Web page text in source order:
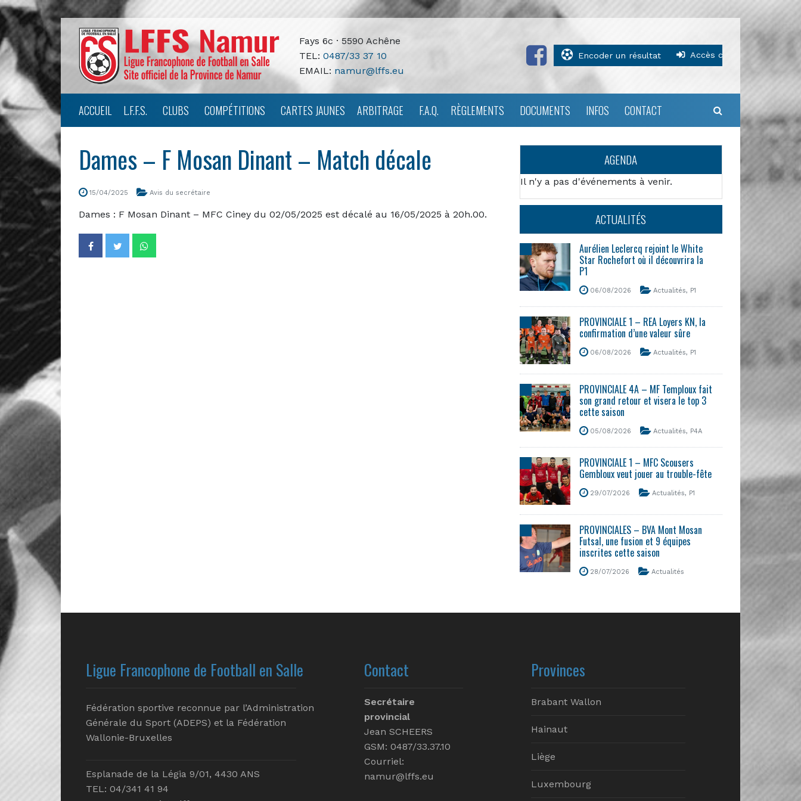
Fays 6c · 5590 Achêne
TEL: 0487/33 37 10
EMAIL: namur@lffs.eu
Encoder un résultat Accès clubs
ACCUEIL L.F.F.S. CLUBS COMPÉTITIONS CARTES JAUNES ARBITRAGE F.A.Q. RÈGLEMENTS DOCUMENTS INFOS CONTACT
Dames – F Mosan Dinant – Match décale
15/04/2025 Avis du secrétaire
Dames : F Mosan Dinant – MFC Ciney du 02/05/2025 est décalé au 16/05/2025 à 20h.00.
AGENDA
Il n'y a pas d'événements à venir.
ACTUALITÉS
Aurélien Leclercq rejoint le White
Star Rochefort où il découvrira la
P1
06/08/2026 Actualités, P1
PROVINCIALE 1 – REA Loyers KN, la
confirmation d’une valeur sûre
06/08/2026 Actualités, P1
PROVINCIALE 4A – MF Temploux fait
son grand retour et visera le top 3
cette saison
05/08/2026 Actualités, P4A
PROVINCIALE 1 – MFC Scousers
Gembloux veut jouer au trouble-fête
29/07/2026 Actualités, P1
PROVINCIALES – BVA Mont Mosan
Futsal, une fusion et 9 équipes
inscrites cette saison
28/07/2026 Actualités
Ligue Francophone de Football en Salle
Fédération sportive reconnue par l’Administration
Générale du Sport (ADEPS) et la Fédération
Wallonie-Bruxelles
Esplanade de la Légia 9/01, 4430 ANS
TEL: 04/341 41 94
Contact
Secrétaire
provincial
Jean SCHEERS
GSM: 0487/33.37.10
Courriel:
namur@lffs.eu
Provinces
Brabant Wallon
Hainaut
Liège
Luxembourg